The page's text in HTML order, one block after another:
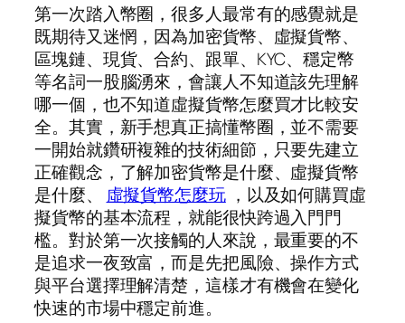
第一次踏入幣圈，很多人最常有的感覺就是
既期待又迷惘，因為加密貨幣、虛擬貨幣、
區塊鏈、現貨、合約、跟單、KYC、穩定幣
等名詞一股腦湧來，會讓人不知道該先理解
哪一個，也不知道虛擬貨幣怎麼買才比較安
全。其實，新手想真正搞懂幣圈，並不需要
一開始就鑽研複雜的技術細節，只要先建立
正確觀念，了解加密貨幣是什麼、虛擬貨幣
是什麼、 虛擬貨幣怎麼玩，以及如何購買虛
擬貨幣的基本流程，就能很快跨過入門門
檻。對於第一次接觸的人來說，最重要的不
是追求一夜致富，而是先把風險、操作方式
與平台選擇理解清楚，這樣才有機會在變化
快速的市場中穩定前進。